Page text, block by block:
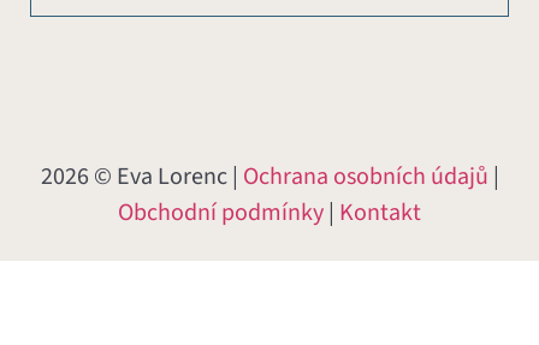
2026 © Eva Lorenc | Ochrana osobních údajů |
Obchodní podmínky| Kontakt